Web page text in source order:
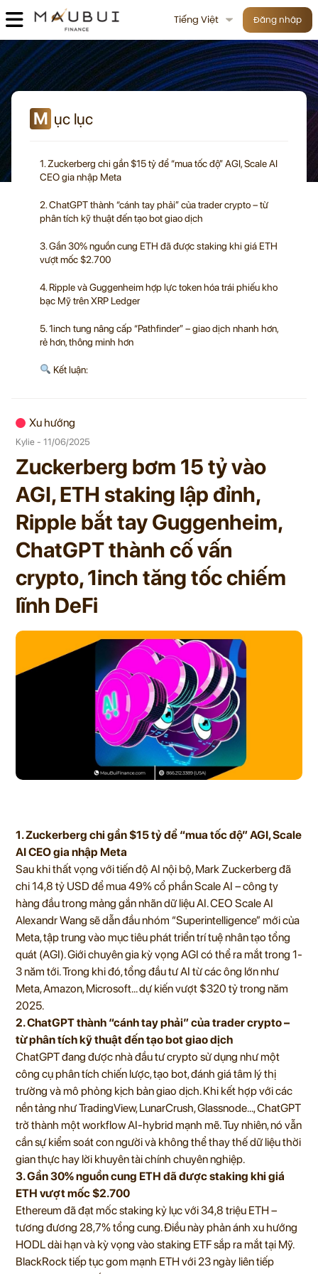
Tiếng Việt Đăng nhập
M ục lục
1. Zuckerberg chi gần $15 tỷ để “mua tốc độ” AGI, Scale AI
CEO gia nhập Meta
2. ChatGPT thành “cánh tay phải” của trader crypto – từ
phân tích kỹ thuật đến tạo bot giao dịch
3. Gần 30% nguồn cung ETH đã được staking khi giá ETH
vượt mốc $2.700
4. Ripple và Guggenheim hợp lực token hóa trái phiếu kho
bạc Mỹ trên XRP Ledger
5. 1inch tung nâng cấp “Pathfinder” – giao dịch nhanh hơn,
rẻ hơn, thông minh hơn
Kết luận:
Xu hướng
Kylie - 11/06/2025
Zuckerberg bơm 15 tỷ vào
AGI, ETH staking lập đỉnh,
Ripple bắt tay Guggenheim,
ChatGPT thành cố vấn
crypto, 1inch tăng tốc chiếm
lĩnh DeFi
1. Zuckerberg chi gần $15 tỷ để “mua tốc độ” AGI, Scale
AI CEO gia nhập Meta
Sau khi thất vọng với tiến độ AI nội bộ, Mark Zuckerberg đã
chi 14,8 tỷ USD để mua 49% cổ phần Scale AI – công ty
hàng đầu trong mảng gắn nhãn dữ liệu AI. CEO Scale AI
Alexandr Wang sẽ dẫn đầu nhóm “Superintelligence” mới của
Meta, tập trung vào mục tiêu phát triển trí tuệ nhân tạo tổng
quát (AGI). Giới chuyên gia kỳ vọng AGI có thể ra mắt trong 1-
3 năm tới. Trong khi đó, tổng đầu tư AI từ các ông lớn như
Meta, Amazon, Microsoft… dự kiến vượt $320 tỷ trong năm
2025.
2. ChatGPT thành “cánh tay phải” của trader crypto –
từ phân tích kỹ thuật đến tạo bot giao dịch
ChatGPT đang được nhà đầu tư crypto sử dụng như một
công cụ phân tích chiến lược, tạo bot, đánh giá tâm lý thị
trường và mô phỏng kịch bản giao dịch. Khi kết hợp với các
nền tảng như TradingView, LunarCrush, Glassnode…, ChatGPT
trở thành một workflow AI-hybrid mạnh mẽ. Tuy nhiên, nó vẫn
cần sự kiểm soát con người và không thể thay thế dữ liệu thời
gian thực hay lời khuyên tài chính chuyên nghiệp.
3. Gần 30% nguồn cung ETH đã được staking khi giá
ETH vượt mốc $2.700
Ethereum đã đạt mốc staking kỷ lục với 34,8 triệu ETH –
tương đương 28,7% tổng cung. Điều này phản ánh xu hướng
HODL dài hạn và kỳ vọng vào staking ETF sắp ra mắt tại Mỹ.
BlackRock tiếp tục gom mạnh ETH với 23 ngày liên tiếp